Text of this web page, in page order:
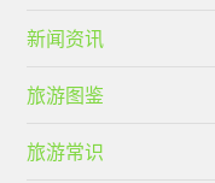
新闻资讯
旅游图鉴
旅游常识